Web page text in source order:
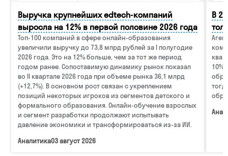
Выручка крупнейших edtech-компаний
выросла на 12% в первой половине 2026 года
Топ-100 компаний в сфере онлайн-образования
увеличили выручку до 73,8 млрд рублей за I полугодие
2026 года. Это на 12% больше, чем за тот же период
годом ранее. Сопоставимую динамику рынок показал
во II квартале 2026 года при объеме рынка 36,1 млрд
(+12,7%). В основном рост связан с укреплением
позиций некоторых игроков из сегментов детского и
формального образования. Онлайн-обучение взрослых
и сегмент разработки продолжают испытывать
давление экономики и трансформироваться из-за ИИ.
Аналитика03 август 2026
В